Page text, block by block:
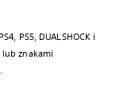
PS5, DUALSHOCK i
znakami